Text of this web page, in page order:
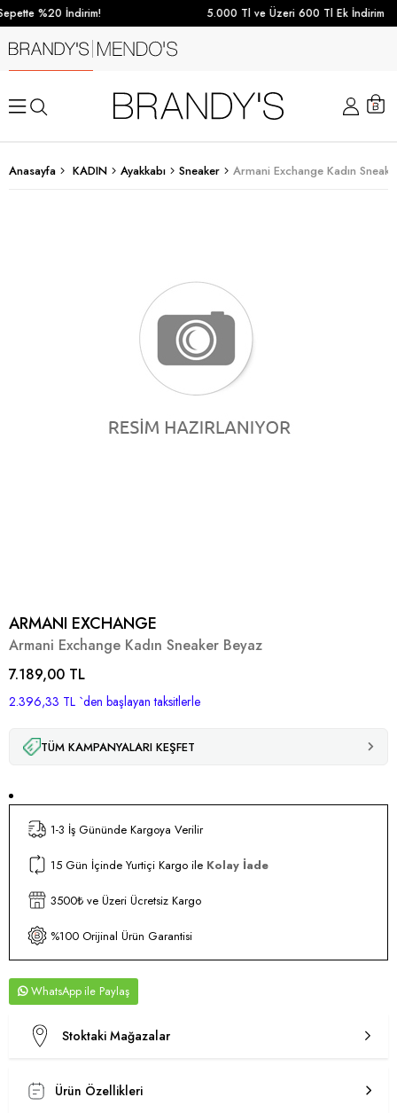
%20 İndirim! 5.000 Tl ve Üzeri 600 Tl Ek İndirim
Anasayfa KADIN Ayakkabı Sneaker Armani Exchange Kadın
ARMANI EXCHANGE
Armani Exchange Kadın Sneaker Beyaz
7.189,00 TL
2.396,33 TL `den başlayan taksitlerle
TÜM KAMPANYALARI KEŞFET
1-3 İş Gününde Kargoya Verilir
15 Gün İçinde Yurtiçi Kargo ile Kolay İade
3500₺ ve Üzeri Ücretsiz Kargo
%100 Orijinal Ürün Garantisi
WhatsApp
Stoktaki Mağazalar
Ürün Özellikleri